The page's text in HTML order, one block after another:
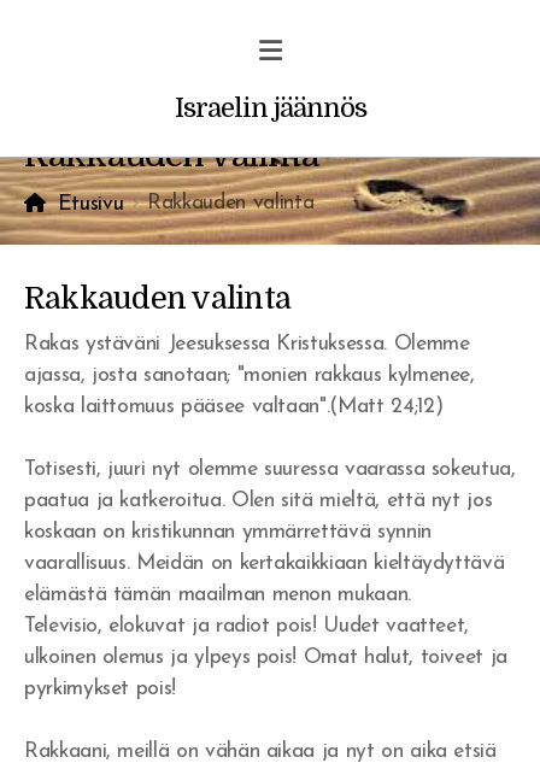
Israelin jäännös
Rakkauden valinta
Etusivu Rakkauden valinta
Rakkauden valinta
Rakas ystäväni Jeesuksessa Kristuksessa. Olemme
ajassa, josta sanotaan; "monien rakkaus kylmenee,
koska laittomuus pääsee valtaan".(Matt 24;12)
Totisesti, juuri nyt olemme suuressa vaarassa sokeutua,
paatua ja katkeroitua. Olen sitä mieltä, että nyt jos
koskaan on kristikunnan ymmärrettävä synnin
vaarallisuus. Meidän on kertakaikkiaan kieltäydyttävä
elämästä tämän maailman menon mukaan.
Televisio, elokuvat ja radiot pois! Uudet vaatteet,
ulkoinen olemus ja ylpeys pois! Omat halut, toiveet ja
pyrkimykset pois!
Rakkaani, meillä on vähän aikaa ja nyt on aika etsiä
Vakava varoitus uskoville
Rohkaisu/ilmestys
Herätys!
Jerobeam vai Paavali?
Rukousvastauksia ja Jumalan huolenpitoa
Miksi ei tule herätystä?